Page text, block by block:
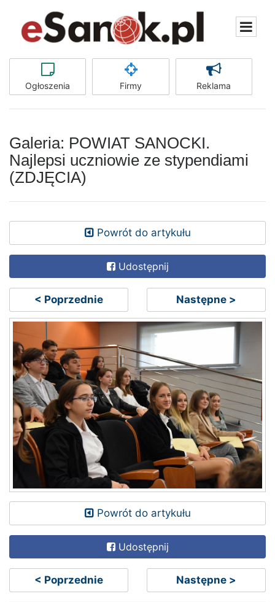
Ogłoszenia Firmy Reklama
Galeria: POWIAT SANOCKI.
Najlepsi uczniowie ze stypendiami
(ZDJĘCIA)
Powrót do artykułu
Udostępnij
< Poprzednie Następne >
Powrót do artykułu
Udostępnij
< Poprzednie Następne >